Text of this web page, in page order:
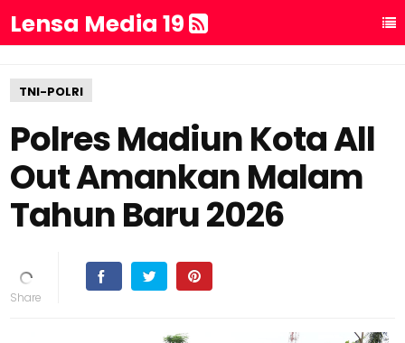
Lensa Media 19
TNI-POLRI
Polres Madiun Kota All
Out Amankan Malam
Tahun Baru 2026